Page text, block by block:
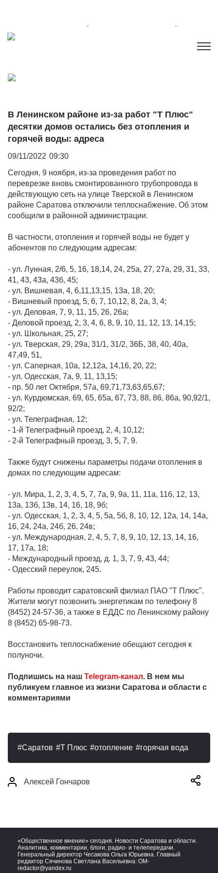
В Ленинском районе из-за работ "Т Плюс"
десятки домов остались без отопления и
горячей воды: адреса
09/11/2022 09:30
Сегодня, 9 ноября, из-за проведения работ по
переврезке вновь смонтированного трубопровода в
действующую сеть на улице Тверской в Ленинском
районе Саратова отключили теплоснабжение. Об этом
сообщили в районной администрации.
В частности, отопления и горячей воды не будет у
абонентов по следующим адресам:
- ул. Лунная, 2/6, 5, 16, 18,14, 24, 25а, 27, 27а, 29, 31, 33,
41, 43, 43а, 43б, 45;
- ул. Вишневая, 4, 6,11,13,15, 13а, 18, 20;
- Вишневый проезд, 5, 6, 7, 10,12, 8, 2а, 3, 4;
- ул. Деловая, 7, 9, 11, 15, 26, 26а;
- Деловой проезд, 2, 3, 4, 6, 8, 9, 10, 11, 12, 13, 14,15;
- ул. Школьная, 25, 27;
- ул. Тверская, 29, 29а, 31/1, 31/2, 36Б, 38, 40, 40а,
47,49, 51,
- ул. Саперная, 10а, 12,12а, 14,16, 20, 22;
- ул. Одесская, 7а, 9, 11, 13,15;
- пр. 50 лет Октября, 57а, 69,71,73,63,65,67;
- ул. Курдюмская, 69, 65, 65а, 67, 73, 88, 86, 86а, 90,92/1,
92/2;
- ул. Телеграфная, 12;
- 1-й Телеграфный проезд, 2, 4, 10,12;
- 2-й Телеграфный проезд, 3, 5, 7, 9.
Также будут снижены параметры подачи отопления в
домах по следующим адресам:
- ул. Мира, 1, 2, 3, 4, 5, 7, 7а, 9, 9а, 11, 11а, 11б, 12, 13,
13а, 13б, 13в, 14, 16, 18, 9б;
- ул. Одесская, 1, 2, 3, 4, 5, 5а, 5б, 8, 10, 12, 12а, 14, 14а,
16, 24, 24а, 24б, 26, 24в;
- ул. Международная, 2, 4, 5, 7, 8, 9, 10, 12, 13, 14, 16,
17, 17а, 18;
- Международный проезд, д. 1, 3, 7, 9, 43, 44;
- Одесский переулок, 245.
Работы проводит саратовский филиал ПАО "Т Плюс".
Жители могут позвонить энергетикам по телефону 8
(8452) 24-57-36, а также в ЕДДС по Ленинскому району
8 (8452) 65-98-73.
Восстановить теплоснабжение обещают сегодня к
полуночи.
Подпишись на наш Telegram-канал. В нем мы
публикуем главное из жизни Саратова и области с
комментариями
Саратов Т Плюс отопление горячая вода
Алексей Гончаров
«Общественное мнение» сегодня. Новости Саратова и области.
Аналитика, комментарии, блоги, радио- и телепередачи.
Генеральный директор Чесакова Ольга Юрьевна. Главный
редактор Сячинова Светлана Васильевна: OM-
redactor@yandex.ru